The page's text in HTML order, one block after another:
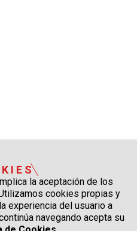
la aceptación de los
cookies propias y
experiencia del usuario a
navegando acepta su